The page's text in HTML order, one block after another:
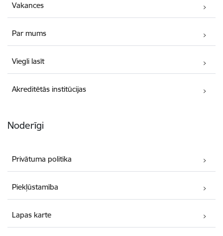
Vakances
Par mums
Viegli lasīt
Akreditētās institūcijas
Noderīgi
Privātuma politika
Piekļūstamība
Lapas karte